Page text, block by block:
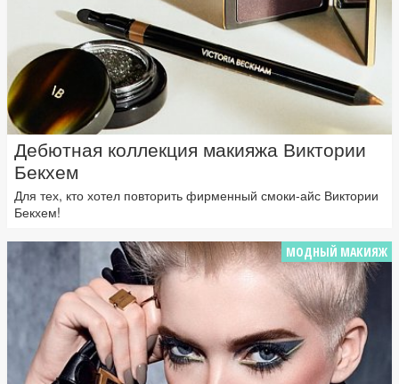
Дебютная коллекция макияжа Виктории
Бекхем
Для тех, кто хотел повторить фирменный смоки-айс Виктории
Бекхем!
МОДНЫЙ МАКИЯЖ